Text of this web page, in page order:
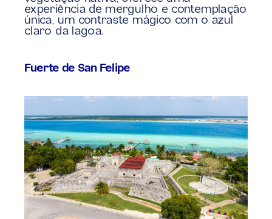
experiência de mergulho e contemplação
única, um contraste mágico com o azul
claro da lagoa.
Fuerte de San Felipe